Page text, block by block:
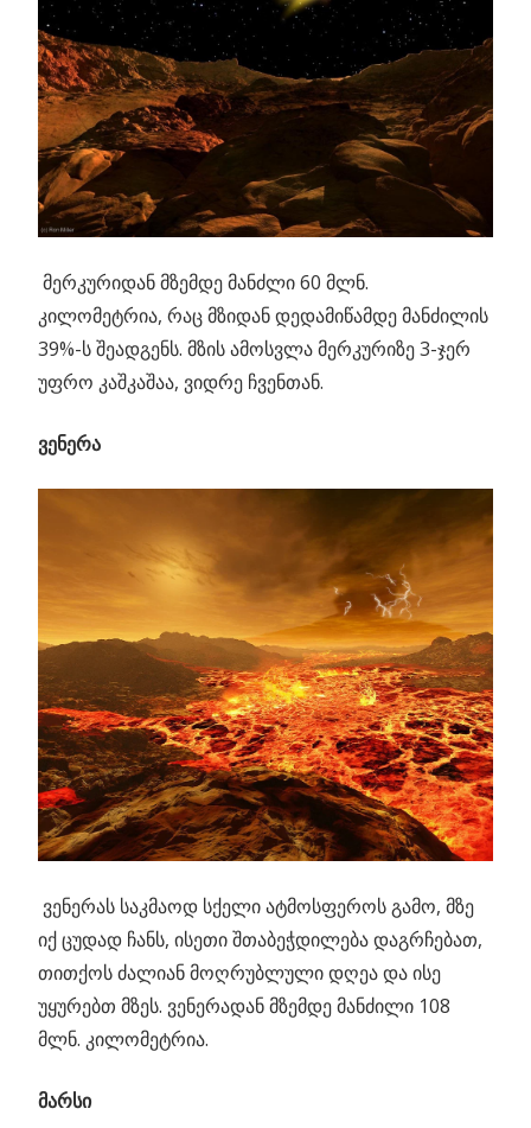
მერკურიდან მზემდე მანძლი 60 მლნ.
კილომეტრია, რაც მზიდან დედამიწამდე მანძილის
39%-ს შეადგენს. მზის ამოსვლა მერკურიზე 3-ჯერ
უფრო კაშკაშაა, ვიდრე ჩვენთან.
ვენერა
ვენერას საკმაოდ სქელი ატმოსფეროს გამო, მზე
იქ ცუდად ჩანს, ისეთი შთაბეჭდილება დაგრჩებათ,
თითქოს ძალიან მოღრუბლული დღეა და ისე
უყურებთ მზეს. ვენერადან მზემდე მანძილი 108
მლნ. კილომეტრია.
მარსი